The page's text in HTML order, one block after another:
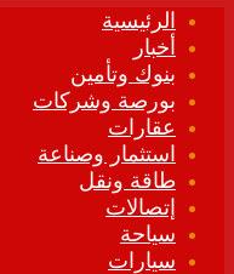
الرئيسية
أخبار
بنوك وتأمين
بورصة وشركات
عقارات
استثمار وصناعة
طاقة ونقل
إتصالات
سياحة
سيارات